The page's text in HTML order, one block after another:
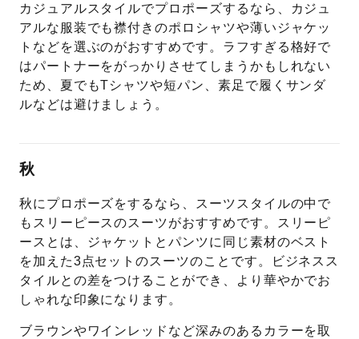
カジュアルスタイルでプロポーズするなら、カジュ
アルな服装でも襟付きのポロシャツや薄いジャケッ
トなどを選ぶのがおすすめです。ラフすぎる格好で
はパートナーをがっかりさせてしまうかもしれない
ため、夏でもTシャツや短パン、素足で履くサンダ
ルなどは避けましょう。
秋
秋にプロポーズをするなら、スーツスタイルの中で
もスリーピースのスーツがおすすめです。スリーピ
ースとは、ジャケットとパンツに同じ素材のベスト
を加えた3点セットのスーツのことです。ビジネスス
タイルとの差をつけることができ、より華やかでお
しゃれな印象になります。
ブラウンやワインレッドなど深みのあるカラーを取